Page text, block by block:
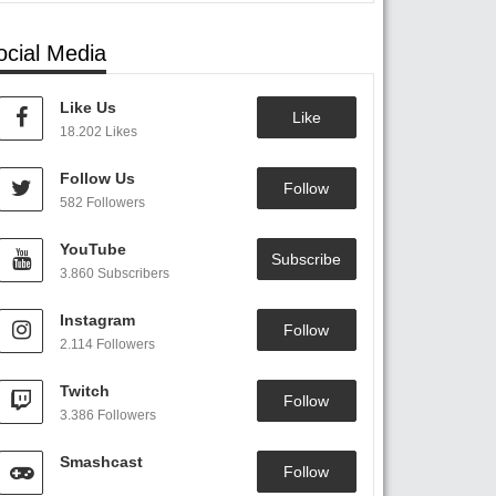
Media
Like Us
18.202 Likes
Like
Follow Us
582 Followers
Follow
YouTube
3.860 Subscribers
Subscribe
Instagram
2.114 Followers
Follow
Twitch
3.386 Followers
Follow
Smashcast
Follow